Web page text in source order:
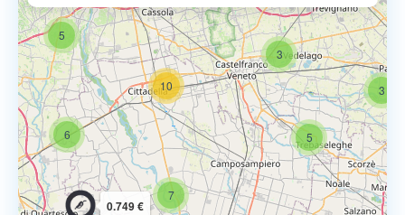
3
3
5
5
6
10
7
0.749 €